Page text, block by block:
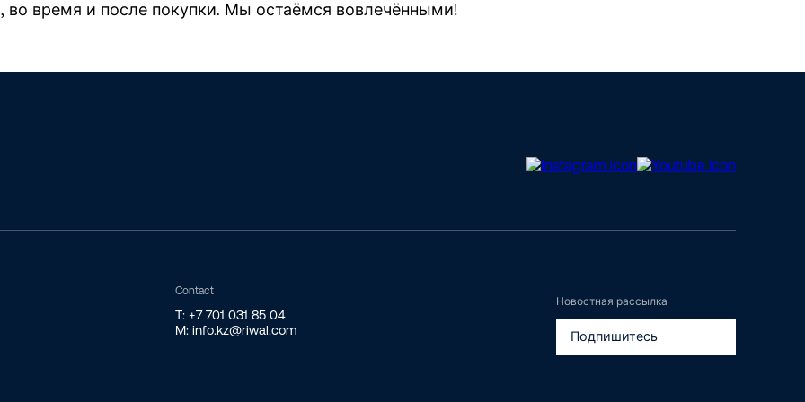
время и после покупки. Мы остаёмся вовлечёнными!
Contact
T: +7 701 031 85 04
M: info.kz@riwal.com
Новостная рассылка
Подпишитесь